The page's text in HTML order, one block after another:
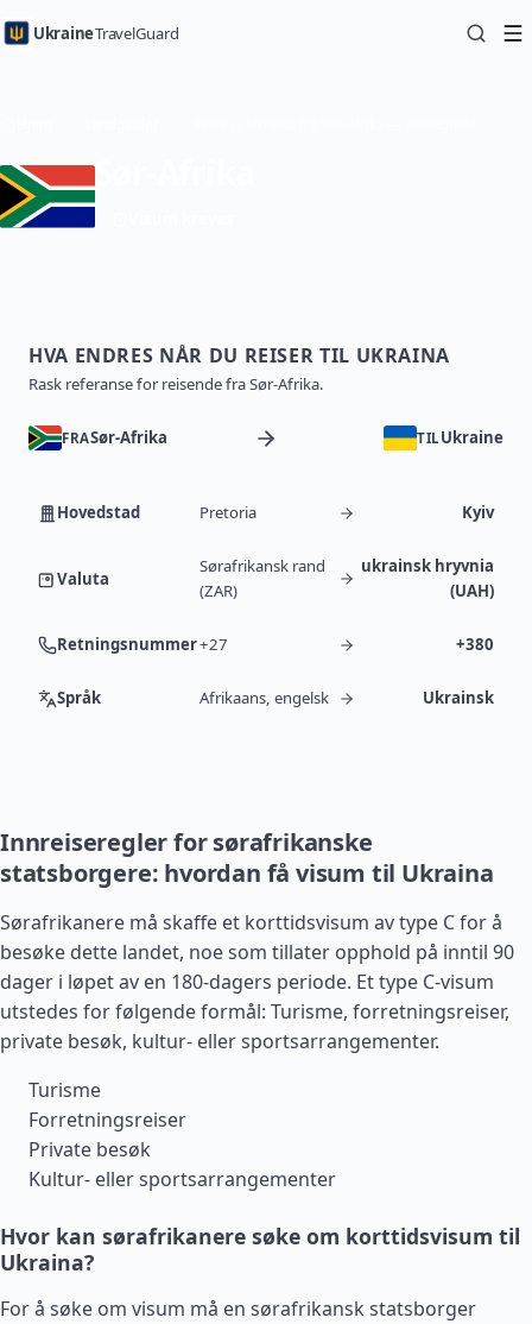
UkraineTravelGuard
HVA ENDRES NÅR DU REISER TIL UKRAINA
Rask referanse for reisende fra Sør-Afrika.
FRASør-Afrika TIL Ukraine
Hovedstad Pretoria Kyiv
Valuta
Sørafrikansk rand
(ZAR)
ukrainsk hryvnia
(UAH)
Retningsnummer+27 +380
Språk Afrikaans, engelsk Ukrainsk
Innreiseregler for sørafrikanske
statsborgere: hvordan få visum til Ukraina
Sørafrikanere må skaffe et korttidsvisum av type C for å
besøke dette landet, noe som tillater opphold på inntil 90
dager i løpet av en 180-dagers periode. Et type C-visum
utstedes for følgende formål: Turisme, forretningsreiser,
private besøk, kultur- eller sportsarrangementer.
Turisme
Forretningsreiser
Private besøk
Kultur- eller sportsarrangementer
Hvor kan sørafrikanere søke om korttidsvisum til
Ukraina?
For å søke om visum må en sørafrikansk statsborger